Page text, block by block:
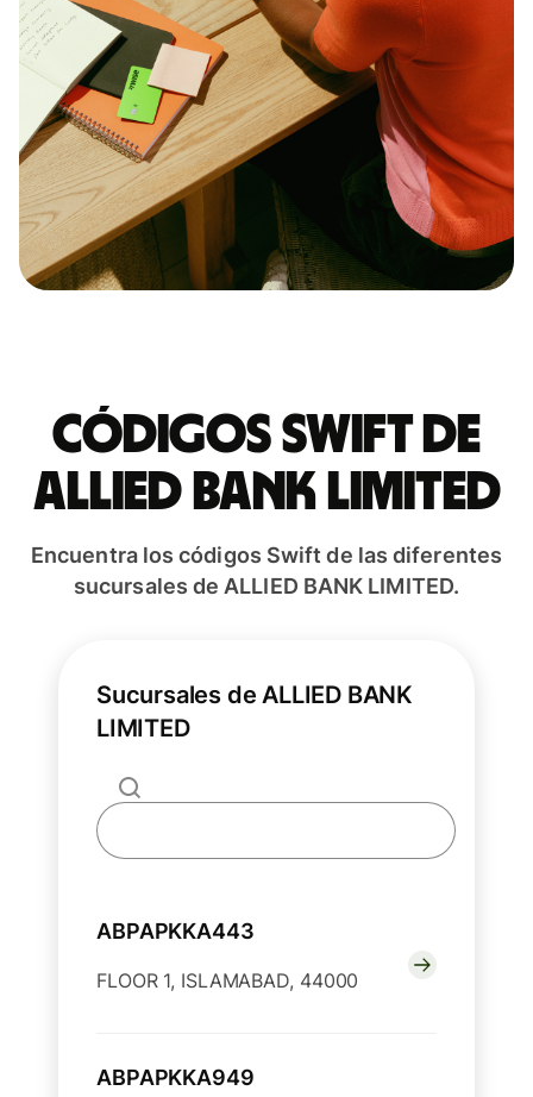
Códigos Swift de
ALLIED BANK LIMITED
Encuentra los códigos Swift de las diferentes
sucursales de ALLIED BANK LIMITED.
Sucursales de ALLIED BANK
LIMITED
ABPAPKKA443
FLOOR 1, ISLAMABAD, 44000
ABPAPKKA949